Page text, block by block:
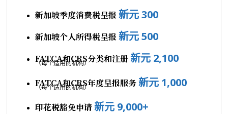
新加坡季度消费税呈报 新元 300
新加坡个人所得税呈报 新元 500
FATCA和CRS分类和注册新元 2,100
（每个适用的机构）
FATCA和CRS年度呈报服务新元 1,000
（每个适用的机构）
印花税豁免申请新元 9,000+